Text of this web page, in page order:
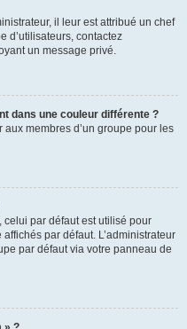
il leur est attribué un chef
d’utilisateurs, contactez
un message privé.
dans une couleur différente ?
aux membres d’un groupe pour les
celui par défaut est utilisé pour
par défaut. L’administrateur
par défaut via votre panneau de